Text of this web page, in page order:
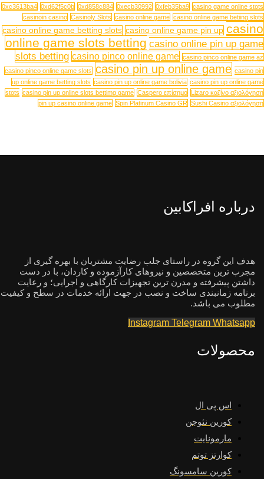
0xc3613ba4 0xd62f5c0b 0xd858c884 0xecb30992 0xfeb35ba9 casino game online stots
casinoin casino Casinoly Slots casino online game casino online game betiing slots
casino online game betting slots casino online game pin up casino
online game slots betting casino online pin up game
slots betting casino pinco online game casino pinco online game az
casino pinco online game slots casino pin up online game casino pin
up online game betting slots casino pin up online game bolivia casino pin up online game
stots casino pin up online slots bettimg game Caspero επίσημο Lizaro καζίνο αξιολόγηση
pin up casino online game Spin Platinum Casino GR Sushi Casino αξιολόγηση
درباره افراکابین
هدف این گروه در راستای جلب رضایت مشتریان با بهره گیری از
مجرب ترین متخصصین و نیروهای کارآزموده و کاردان، با در دست
داشتن پیشرفته و مدرن ترین تجهیزات کارگاهی و اجرایی؛ و رعایت
برنامه زمانبندی ساخت و نصب در جهت ارائه خدمات در سطح و کیفیت
مطلوب می باشد.
Instagram Telegram Whatsapp
محصولات
اس پی ال
کورین نئوجن
مارمونایت
کوارتز توتم
کورین سامسونگ